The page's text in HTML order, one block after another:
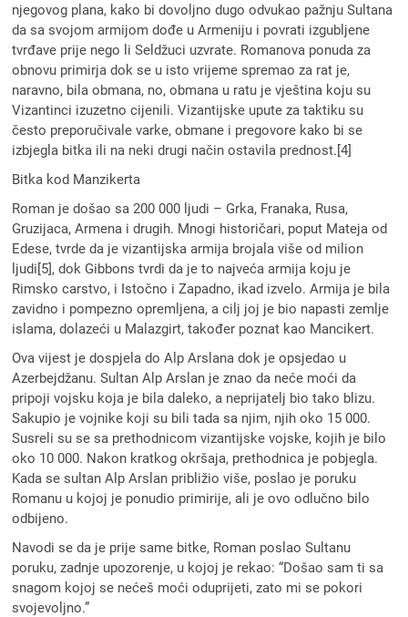
njegovog plana, kako bi dovoljno dugo odvukao pažnju Sultana
da sa svojom armijom dođe u Armeniju i povrati izgubljene
tvrđave prije nego li Seldžuci uzvrate. Romanova ponuda za
obnovu primirja dok se u isto vrijeme spremao za rat je,
naravno, bila obmana, no, obmana u ratu je vještina koju su
Vizantinci izuzetno cijenili. Vizantijske upute za taktiku su
često preporučivale varke, obmane i pregovore kako bi se
izbjegla bitka ili na neki drugi način ostavila prednost.[4]
Bitka kod Manzikerta
Roman je došao sa 200 000 ljudi – Grka, Franaka, Rusa,
Gruzijaca, Armena i drugih. Mnogi historičari, poput Mateja od
Edese, tvrde da je vizantijska armija brojala više od milion
ljudi[5], dok Gibbons tvrdi da je to najveća armija koju je
Rimsko carstvo, i Istočno i Zapadno, ikad izvelo. Armija je bila
zavidno i pompezno opremljena, a cilj joj je bio napasti zemlje
islama, dolazeći u Malazgirt, također poznat kao Mancikert.
Ova vijest je dospjela do Alp Arslana dok je opsjedao u
Azerbejdžanu. Sultan Alp Arslan je znao da neće moći da
pripoji vojsku koja je bila daleko, a neprijatelj bio tako blizu.
Sakupio je vojnike koji su bili tada sa njim, njih oko 15 000.
Susreli su se sa prethodnicom vizantijske vojske, kojih je bilo
oko 10 000. Nakon kratkog okršaja, prethodnica je pobjegla.
Kada se sultan Alp Arslan približio više, poslao je poruku
Romanu u kojoj je ponudio primirije, ali je ovo odlučno bilo
odbijeno.
Navodi se da je prije same bitke, Roman poslao Sultanu
poruku, zadnje upozorenje, u kojoj je rekao: “Došao sam ti sa
snagom kojoj se nećeš moći oduprijeti, zato mi se pokori
svojevoljno.”